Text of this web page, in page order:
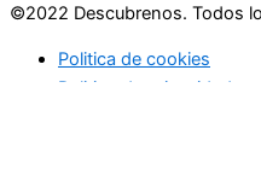
©2022 Descubrenos. Todos
Politica de cookies
Politico de privacidad